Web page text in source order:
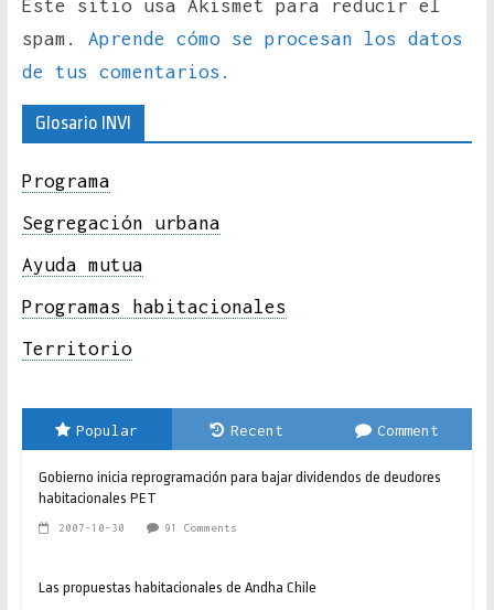
Este sitio usa Akismet para reducir el
spam. Aprende cómo se procesan los datos
de tus comentarios.
Glosario INVI
Programa
Segregación urbana
Ayuda mutua
Programas habitacionales
Territorio
Popular Recent Comment
Gobierno inicia reprogramación para bajar dividendos de deudores
habitacionales PET
2007-10-30 91 Comments
Las propuestas habitacionales de Andha Chile